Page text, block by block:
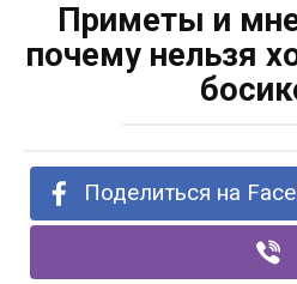
Приметы и
почему нельзя
Поделиться на